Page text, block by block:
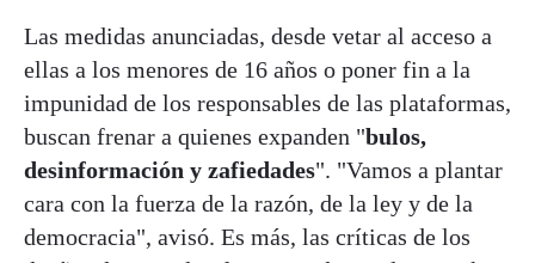
Las medidas anunciadas, desde vetar al acceso a
ellas a los menores de 16 años o poner fin a la
impunidad de los responsables de las plataformas,
buscan frenar a quienes expanden "bulos,
desinformación y zafiedades". "Vamos a plantar
cara con la fuerza de la razón, de la ley y de la
democracia", avisó. Es más, las críticas de los